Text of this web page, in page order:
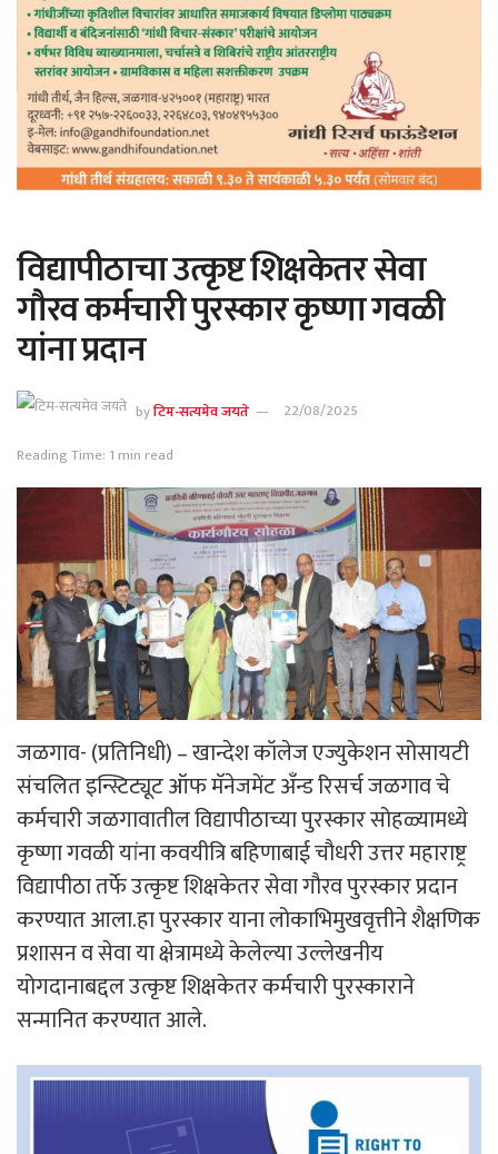
विद्यापीठाचा उत्कृष्ट शिक्षकेतर सेवा
गौरव कर्मचारी पुरस्कार कृष्णा गवळी
यांना प्रदान
byटिम-सत्यमेव जयते
22/08/2025
Reading Time: 1 min read
जळगाव- (प्रतिनिधी) – खान्देश कॉलेज एज्युकेशन सोसायटी
संचलित इन्स्टिट्यूट ऑफ मॅनेजमेंट अँन्ड रिसर्च जळगाव चे
कर्मचारी जळगावातील विद्यापीठाच्या पुरस्कार सोहळ्यामध्ये
कृष्णा गवळी यांना कवयीत्रि बहिणाबाई चौधरी उत्तर महाराष्ट्र
विद्यापीठा तर्फे उत्कृष्ट शिक्षकेतर सेवा गौरव पुरस्कार प्रदान
करण्यात आला.हा पुरस्कार याना लोकाभिमुखवृत्तीने शैक्षणिक
प्रशासन व सेवा या क्षेत्रामध्ये केलेल्या उल्लेखनीय
योगदानाबद्दल उत्कृष्ट शिक्षकेतर कर्मचारी पुरस्काराने
सन्मानित करण्यात आले.